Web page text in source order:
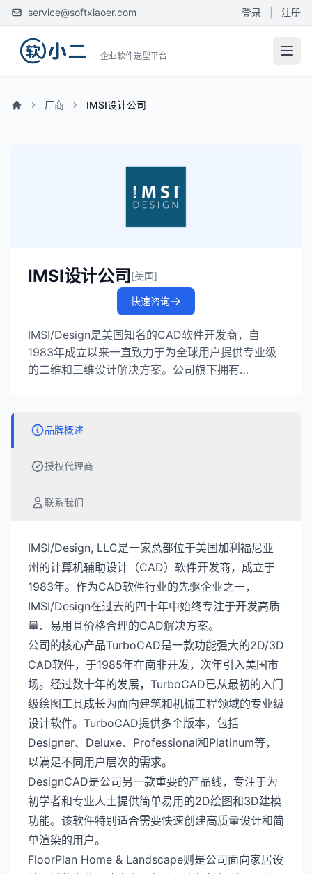
service@softxiaoer.com 登录 注册
企业软件选型平台
厂商 IMSI设计公司
IMSI设计公司 [美国]
快速咨询
IMSI/Design是美国知名的CAD软件开发商，自
1983年成立以来一直致力于为全球用户提供专业级
的二维和三维设计解决方案。公司旗下拥有
多个专业领域，全球用户数以百万计。
品牌概述
授权代理商
联系我们
IMSI/Design, LLC是一家总部位于美国加利福尼亚
州的计算机辅助设计（CAD）软件开发商，成立于
1983年。作为CAD软件行业的先驱企业之一，
IMSI/Design在过去的四十年中始终专注于开发高质
量、易用且价格合理的CAD解决方案。
公司的核心产品TurboCAD是一款功能强大的2D/3D
CAD软件，于1985年在南非开发，次年引入美国市
场。经过数十年的发展，TurboCAD已从最初的入门
级绘图工具成长为面向建筑和机械工程领域的专业级
设计软件。TurboCAD提供多个版本，包括
Designer、Deluxe、Professional和Platinum等，
以满足不同用户层次的需求。
DesignCAD是公司另一款重要的产品线，专注于为
初学者和专业人士提供简单易用的2D绘图和3D建模
功能。该软件特别适合需要快速创建高质量设计和简
单渲染的用户。
FloorPlan Home & Landscape则是公司面向家居设